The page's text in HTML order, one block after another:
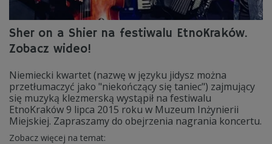
Sher on a Shier na festiwalu EtnoKraków.
Zobacz wideo!
Niemiecki kwartet (nazwę w języku jidysz można
przetłumaczyć jako "niekończący się taniec") zajmujący
się muzyką klezmerską wystąpił na festiwalu
EtnoKraków 9 lipca 2015 roku w Muzeum Inżynierii
Miejskiej. Zapraszamy do obejrzenia nagrania koncertu.
Zobacz więcej na temat: